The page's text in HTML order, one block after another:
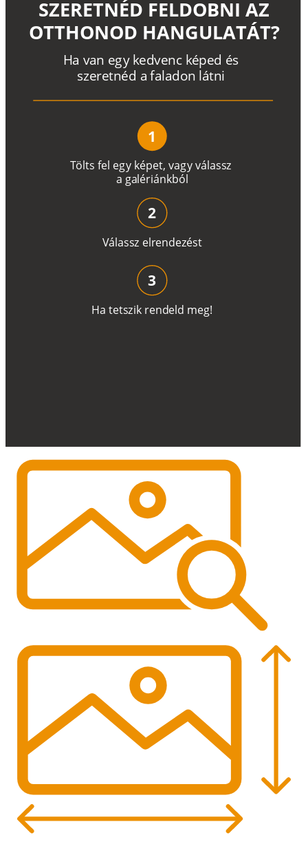
Tölts fel egy képet, vagyválassz
a galériánkból
Ha van egy kedvenc képed és
szeretnéd a faladon látni
SZERETNÉD FELDOBNI AZ
OTTHONOD HANGULATÁT?
1
Válassz elrendezést
2
Ha tetszik rendeld meg!
3